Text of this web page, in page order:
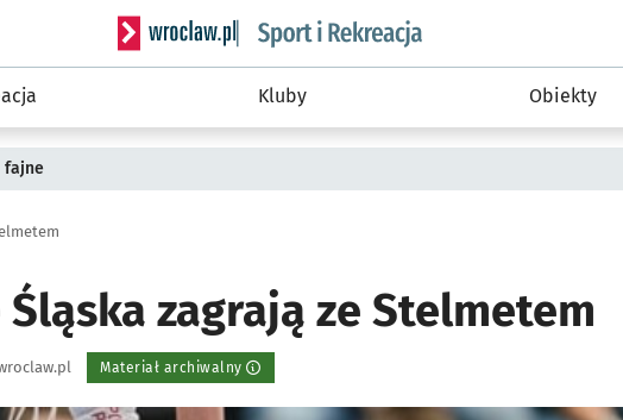
Serwis informacyjny wroclaw.pl podserwis: Sport i rekreacja
Kluby Obiekty
fajne
zagrają ze Stelmetem
Materiał archiwalny